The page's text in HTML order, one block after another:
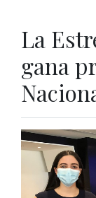
La
gana